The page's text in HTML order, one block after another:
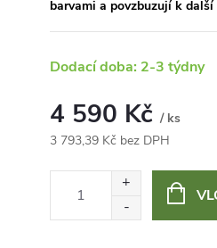
barvami a povzbuzují k
Dodací doba: 2-3 týdny
4 590 Kč / ks
3 793,39 Kč bez DPH